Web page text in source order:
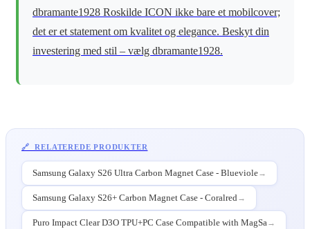
dbramante1928 Roskilde ICON ikke bare et mobilcover;
det er et statement om kvalitet og elegance. Beskyt din
investering med stil – vælg dbramante1928.
🔗 RELATEREDE PRODUKTER
Samsung Galaxy S26 Ultra Carbon Magnet Case - Blueviole→
Samsung Galaxy S26+ Carbon Magnet Case - Coralred→
Puro Impact Clear D3O TPU+PC Case Compatible with MagSa→